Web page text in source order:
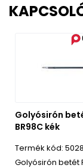
Golyósirón
BR98C kék
Golyósirón betét